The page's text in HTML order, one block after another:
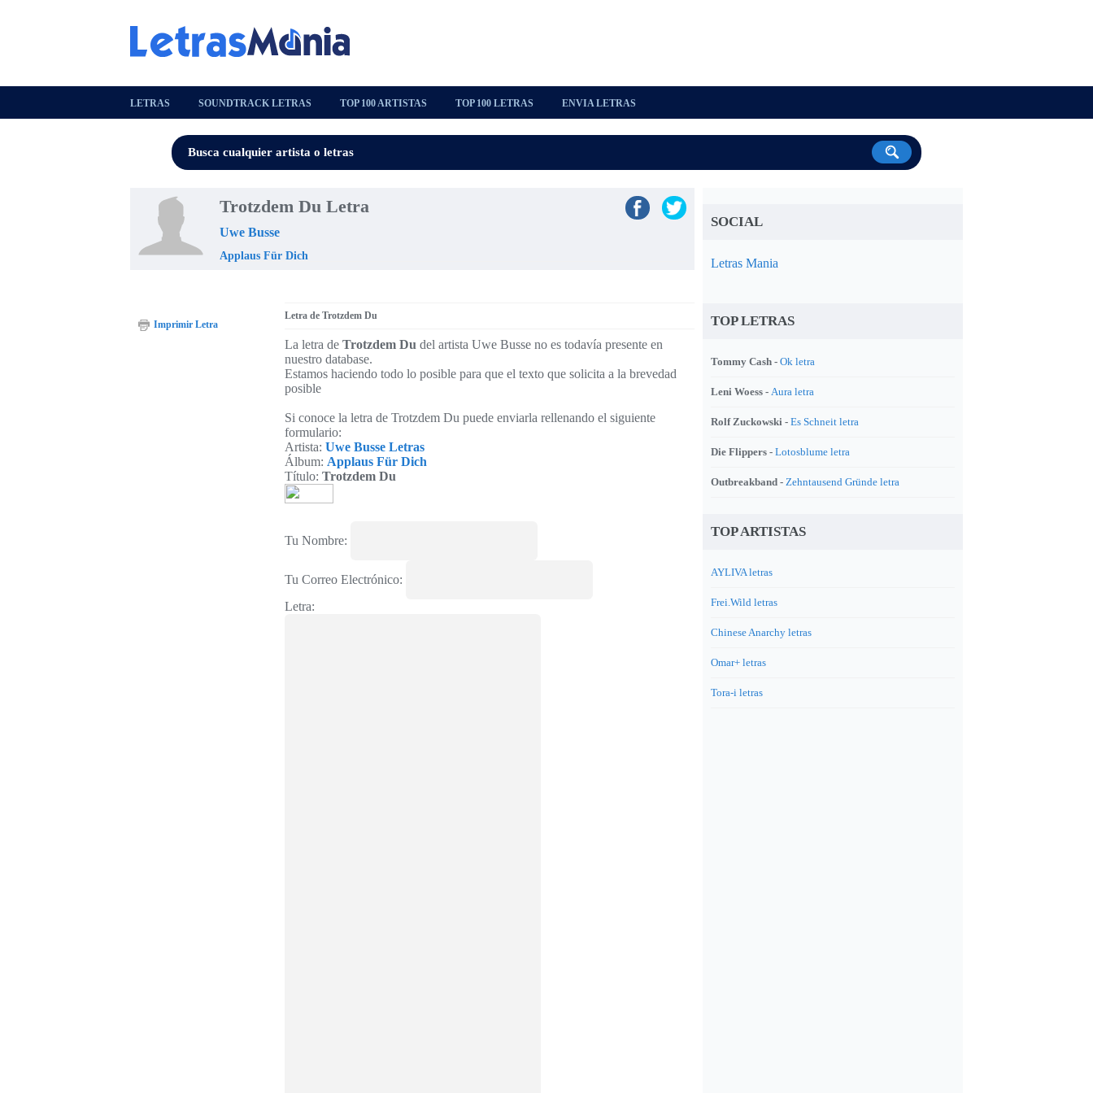
LETRAS SOUNDTRACK LETRAS TOP 100 ARTISTAS TOP 100 LETRAS ENVIA LETRAS
Trotzdem Du Letra
Uwe Busse
Applaus Für Dich
Letra de Trotzdem Du
La letra de Trotzdem Du del artista Uwe Busse no es todavía presente en
nuestro database.
Estamos haciendo todo lo posible para que el texto que solicita a la brevedad
posible
Si conoce la letra de Trotzdem Du puede enviarla rellenando el siguiente
formulario:
Artista: Uwe Busse Letras
Álbum: Applaus Für Dich
Título: Trotzdem Du
Tu Nombre:
Tu Correo Electrónico:
Letra:
Imprimir Letra
SOCIAL
Letras Mania
TOP LETRAS
Tommy Cash - Ok letra
Leni Woess - Aura letra
Rolf Zuckowski - Es Schneit letra
Die Flippers - Lotosblume letra
Outbreakband - Zehntausend Gründe letra
TOP ARTISTAS
AYLIVA letras
Frei.Wild letras
Chinese Anarchy letras
Omar+ letras
Tora-i letras